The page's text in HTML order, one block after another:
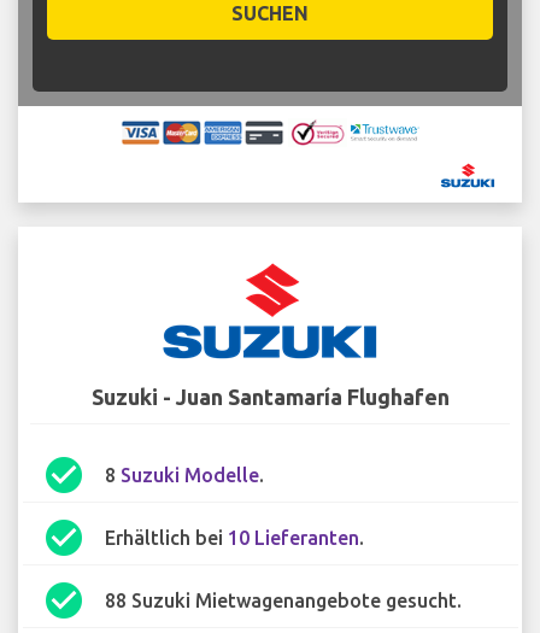
SUCHEN
Suzuki - Juan Santamaría Flughafen
check_circle 8 Suzuki Modelle.
check_circle Erhältlich bei 10 Lieferanten.
check_circle 88 Suzuki Mietwagenangebote gesucht.